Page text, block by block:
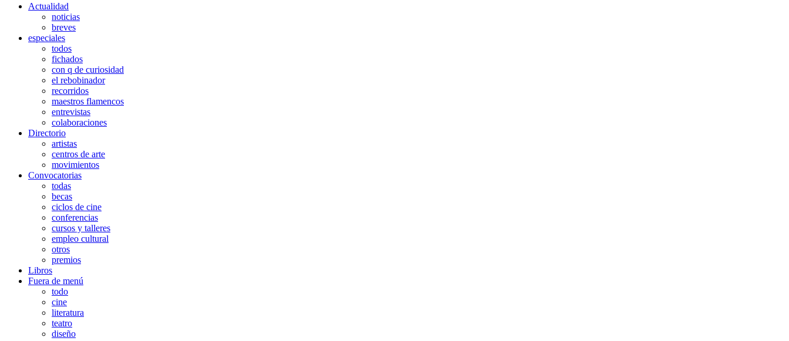
Actualidad
noticias
breves
especiales
todos
fichados
con q de curiosidad
el rebobinador
recorridos
maestros flamencos
entrevistas
colaboraciones
Directorio
artistas
centros de arte
movimientos
Convocatorias
todas
becas
ciclos de cine
conferencias
cursos y talleres
empleo cultural
otros
premios
Libros
Fuera de menú
todo
cine
literatura
teatro
diseño